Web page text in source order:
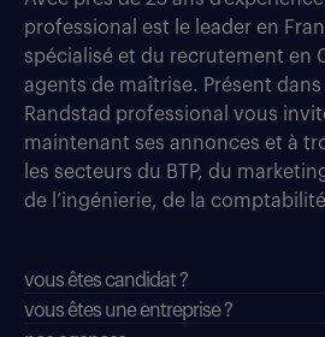
professional est le leader en
spécialisé et du recrutement en
agents de maîtrise. Présent
Randstad professional vous
maintenant ses annonces et à
les secteurs du BTP, du
de l’ingénierie, de la
vous êtes candidat ?
vous êtes une entreprise ?